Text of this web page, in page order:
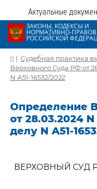
Актуальные
ЗАКОНЫ, КОДЕКСЫ И
НОРМАТИВНО-
РОССИЙСКОЙ
| Судебная практика
Верховного Суда РФ от
N А51-16532/2022
Определение
от 28.03.2024
делу N А51-
ВЕРХОВНЫЙ СУД